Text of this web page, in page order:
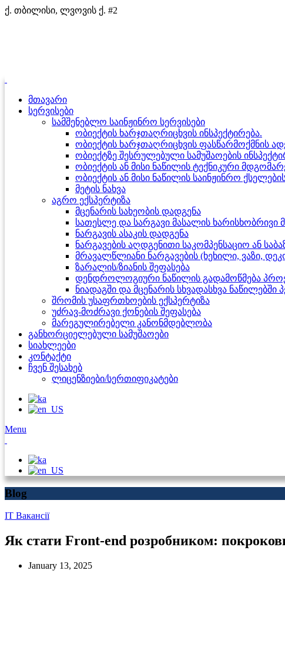
ქ. თბილისი, ლვოვის ქ. #2
მთავარი
სერვისები
სამშენებლო საინჟინრო სერვისები
ობიექტის ხარჯთაღრიცხვის ინსპექტირება.
ობიექტის ხარჯთაღრიცხვის ფასწარმოქმნის
ობიექტზე შესრულებული სამუშაოების
ობიექტის ან მისი ნაწილის ტექნიკური
ობიექტის ან მისი ნაწილის საინჟინრო
მეტის ნახვა
აგრო ექსპერტიზა
მცენარის სახეობის დადგენა
სათესლე და სარგავი მასალის ხარისხობრივი
ნარგავის ასაკის დადგენა
ნარგავების აღდგენითი საკომპენსაციო ან
მრავალწლიანი ნარგავების (ხეხილი, ვაზი,
ზარალის/ზიანის შეფასება
დენდროლოგიური ნაწილის გადამოწმება
ნიადაგში და მცენარის სხვადასხვა ნაწილებში
შრომის უსაფრთხოების ექსპერტიზა
უძრავ-მოძრავი ქონების შეფასება
მარეგულირებელი კანონმდებლობა
განხორციელებული სამუშაოები
სიახლეები
კონტაქტი
ჩვენ შესახებ
ლიცენზიები/სერთიფიკატები
Menu
Blog
IT Вакансії
Як стати Front-end розробником:
January 13, 2025